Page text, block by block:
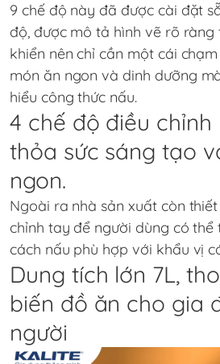
9 chế độ này đã được cài đặt
độ, được mô tả hình vẽ rõ
khiển nên chỉ cần một cái
món ăn ngon và dinh dưỡng
hiểu công thức nấu.
4 chế độ điều
thỏa sức sáng tạo
ngon.
Ngoài ra nhà sản xuất còn
chỉnh tay để người dùng có thể
cách nấu phù hợp với khẩu vị
Dung tích lớn 7L,
biến đồ ăn cho gia
người